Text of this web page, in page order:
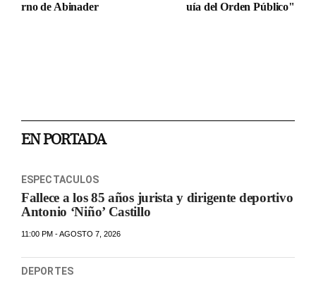
rno de Abinader
uía del Orden Público"
EN PORTADA
ESPECTACULOS
Fallece a los 85 años jurista y dirigente deportivo
Antonio ‘Niño’ Castillo
11:00 PM - AGOSTO 7, 2026
DEPORTES